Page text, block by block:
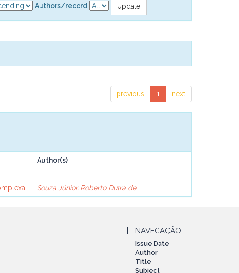
Authors/record
previous 1 next
Author(s)
Souza Júnior, Roberto Dutra de
NAVEGAÇÃO
Issue Date
Author
Title
Subject